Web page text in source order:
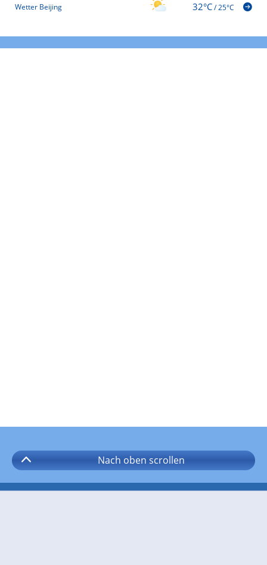
Wetter Beijing 32°C/25°C
Nach oben scrollen